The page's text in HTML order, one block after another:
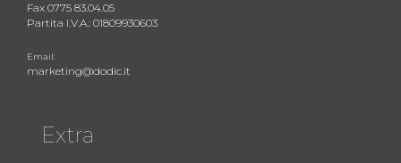
Fax 0775 83.04.05
Partita I.V.A.: 01809930603
Email:
marketing@dodic.it
Extra